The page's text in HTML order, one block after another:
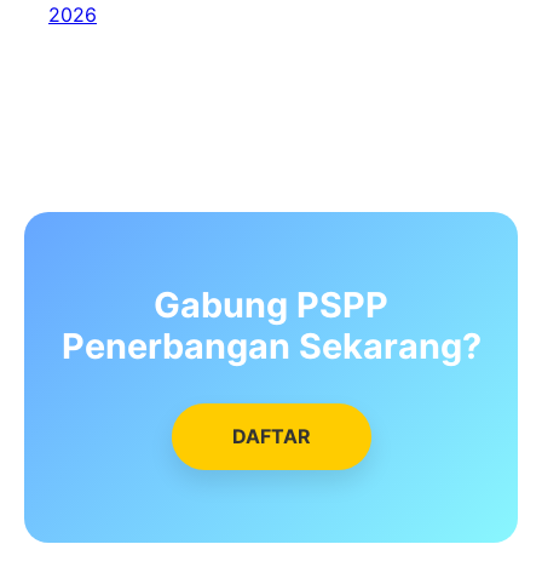
2026
Gabung PSPP
Penerbangan Sekarang?
DAFTAR